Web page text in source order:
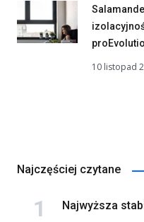
10 listopad
Najczęściej czytane
Najwyższa